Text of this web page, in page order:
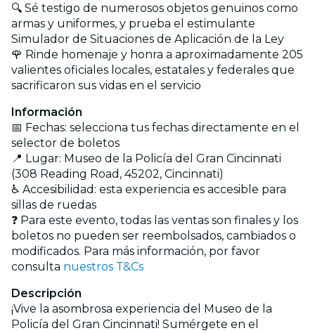
🔍 Sé testigo de numerosos objetos genuinos como
armas y uniformes, y prueba el estimulante
Simulador de Situaciones de Aplicación de la Ley
🌹 Rinde homenaje y honra a aproximadamente 205
valientes oficiales locales, estatales y federales que
sacrificaron sus vidas en el servicio
Información
📅 Fechas: selecciona tus fechas directamente en el
selector de boletos
📍 Lugar: Museo de la Policía del Gran Cincinnati
(308 Reading Road, 45202, Cincinnati)
♿ Accesibilidad: esta experiencia es accesible para
sillas de ruedas
❓ Para este evento, todas las ventas son finales y los
boletos no pueden ser reembolsados, cambiados o
modificados. Para más información, por favor
consulta nuestros T&Cs
Descripción
¡Vive la asombrosa experiencia del Museo de la
Policía del Gran Cincinnati! Sumérgete en el